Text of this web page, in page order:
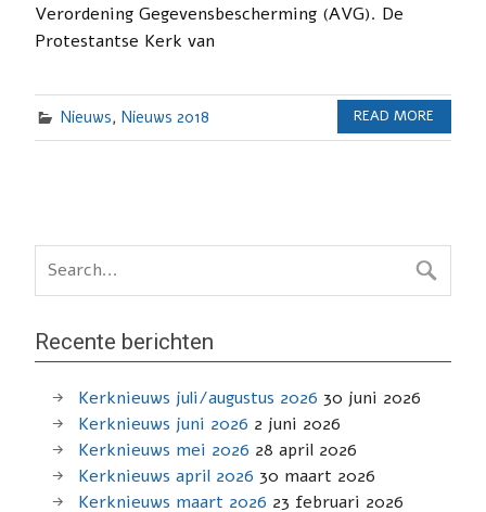
Verordening Gegevensbescherming (AVG). De
Protestantse Kerk van
Nieuws, Nieuws 2018 READ MORE
Recente berichten
Kerknieuws juli/augustus 2026 30 juni 2026
Kerknieuws juni 2026 2 juni 2026
Kerknieuws mei 2026 28 april 2026
Kerknieuws april 2026 30 maart 2026
Kerknieuws maart 2026 23 februari 2026